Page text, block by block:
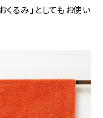
るみ」としてもお使い